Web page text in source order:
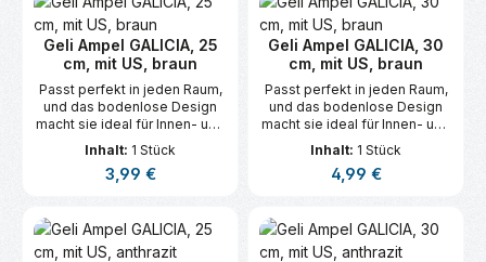
Geli Ampel GALICIA, 25
cm, mit US, braun
Passt perfekt in jeden Raum,
und das bodenlose Design
macht sie ideal für Innen- und
Außenbereiche – stilvoll,
robust und vielseitig.
Inhalt: 1 Stück
Regulärer Preis:
3,99 €
Geli Ampel GALICIA, 30
cm, mit US, braun
Passt perfekt in jeden Raum,
und das bodenlose Design
macht sie ideal für Innen- und
Außenbereiche – stilvoll,
robust und vielseitig.
Inhalt: 1 Stück
Regulärer Preis:
4,99 €